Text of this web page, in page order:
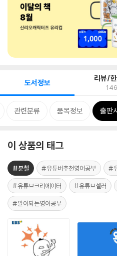
도서정보 리뷰/
146
관련분류 품목정보 출판
이 상품의 태그
#분철 #유튜버추천영어공부 #
#유튜브크리에이터 #유튜브셀러
#말이되는영어공부